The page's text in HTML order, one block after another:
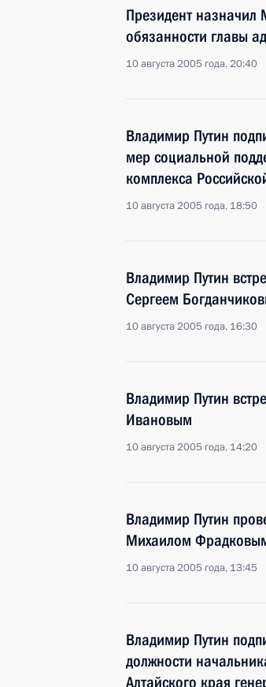
Президент
обязанности главы
10 августа 2005 года, 20:40
Владимир Путин
мер социальной
комплекса
10 августа 2005 года, 18:50
Владимир Путин
Сергеем
10 августа 2005 года, 16:30
Владимир Путин
Ивановым
10 августа 2005 года, 14:20
Владимир Путин
Михаилом
10 августа 2005 года, 13:45
Владимир Путин
должности
Алтайского края